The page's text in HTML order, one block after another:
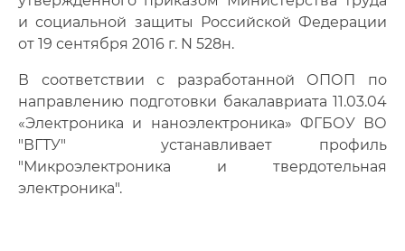
и социальной защиты Российской Федерации
от 19 сентября 2016 г. N 528н.
В соответствии с разработанной ОПОП по
направлению подготовки бакалавриата 11.03.04
«Электроника и наноэлектроника» ФГБОУ ВО
"ВГТУ" устанавливает профиль
"Микроэлектроника и твердотельная
электроника".